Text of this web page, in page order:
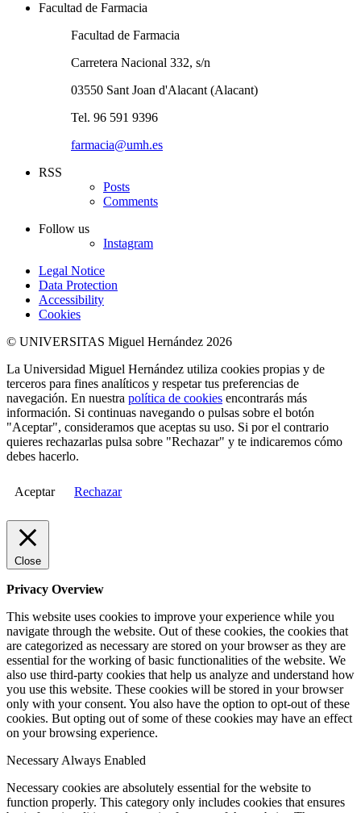
Facultad de Farmacia
Facultad de Farmacia
Carretera Nacional 332, s/n
03550 Sant Joan d'Alacant (Alacant)
Tel. 96 591 9396
farmacia@umh.es
RSS
Posts
Comments
Follow us
Instagram
Legal Notice
Data Protection
Accessibility
Cookies
© UNIVERSITAS Miguel Hernández 2026
La Universidad Miguel Hernández utiliza cookies propias y de
terceros para fines analíticos y respetar tus preferencias de
navegación. En nuestra política de cookies encontrarás más
información. Si continuas navegando o pulsas sobre el botón
"Aceptar", consideramos que aceptas su uso. Si por el contrario
quieres rechazarlas pulsa sobre "Rechazar" y te indicaremos cómo
debes hacerlo.
Aceptar Rechazar
Close
Privacy Overview
This website uses cookies to improve your experience while you
navigate through the website. Out of these cookies, the cookies that
are categorized as necessary are stored on your browser as they are
essential for the working of basic functionalities of the website. We
also use third-party cookies that help us analyze and understand how
you use this website. These cookies will be stored in your browser
only with your consent. You also have the option to opt-out of these
cookies. But opting out of some of these cookies may have an effect
on your browsing experience.
Necessary Always Enabled
Necessary cookies are absolutely essential for the website to
function properly. This category only includes cookies that ensures